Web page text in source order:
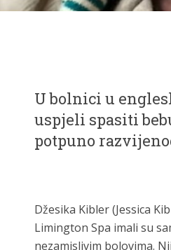
U bolnici u
uspjeli spasiti
potpuno
Džesika Kibler (Jessica
Limington Spa imali su
nezamislivim bolovima.